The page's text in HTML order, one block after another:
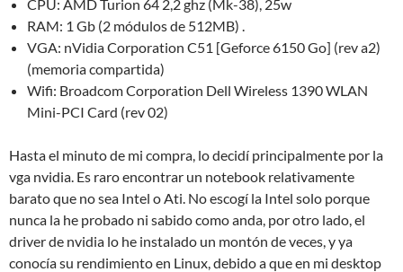
CPU: AMD Turion 64 2,2 ghz (Mk-38), 25w
RAM: 1 Gb (2 módulos de 512MB) .
VGA: nVidia Corporation C51 [Geforce 6150 Go] (rev a2)
(memoria compartida)
Wifi: Broadcom Corporation Dell Wireless 1390 WLAN
Mini-PCI Card (rev 02)
Hasta el minuto de mi compra, lo decidí principalmente por la
vga nvidia. Es raro encontrar un notebook relativamente
barato que no sea Intel o Ati. No escogí la Intel solo porque
nunca la he probado ni sabido como anda, por otro lado, el
driver de nvidia lo he instalado un montón de veces, y ya
conocía su rendimiento en Linux, debido a que en mi desktop